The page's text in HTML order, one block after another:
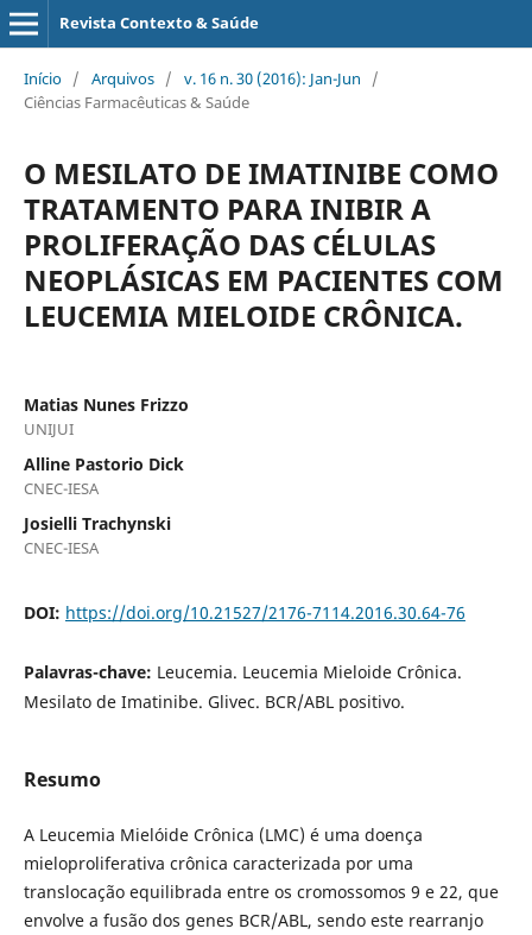
Revista Contexto & Saúde
Início / Arquivos / v. 16 n. 30 (2016): Jan-Jun
/
Ciências Farmacêuticas & Saúde
O MESILATO DE IMATINIBE COMO
TRATAMENTO PARA INIBIR A
PROLIFERAÇÃO DAS CÉLULAS
NEOPLÁSICAS EM PACIENTES COM
LEUCEMIA MIELOIDE CRÔNICA.
Matias Nunes Frizzo
UNIJUI
Alline Pastorio Dick
CNEC-IESA
Josielli Trachynski
CNEC-IESA
DOI: https://doi.org/10.21527/2176-7114.2016.30.64-76
Palavras-chave: Leucemia. Leucemia Mieloide Crônica.
Mesilato de Imatinibe. Glivec. BCR/ABL positivo.
Resumo
A Leucemia Mielóide Crônica (LMC) é uma doença
mieloproliferativa crônica caracterizada por uma
translocação equilibrada entre os cromossomos 9 e 22, que
envolve a fusão dos genes BCR/ABL, sendo este rearranjo